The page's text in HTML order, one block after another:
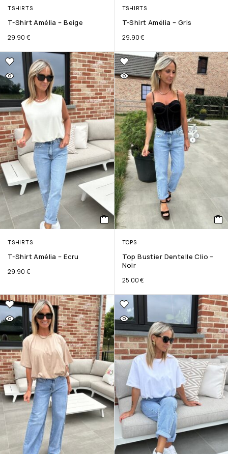
TSHIRTS
T-Shirt Amélia – Beige
29.90 €
TSHIRTS
T-Shirt Amélia – Gris
29.90€
TSHIRTS
T-Shirt Amélia – Ecru
29.90 €
TOPS
Top Bustier Dentelle Clio –
Noir
25.00€